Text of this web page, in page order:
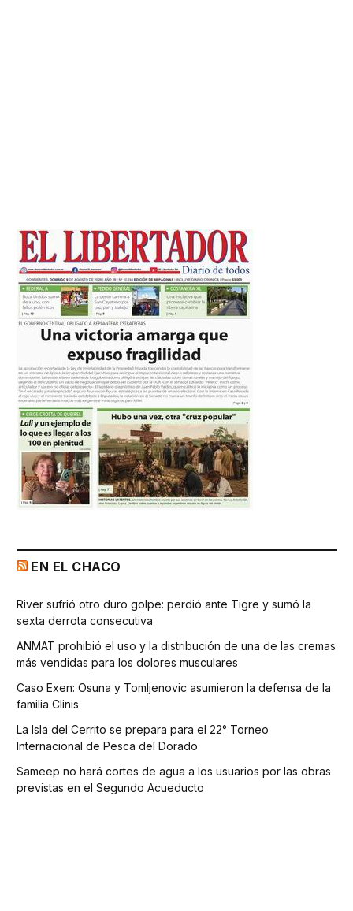
EN EL CHACO
River sufrió otro duro golpe: perdió ante Tigre y sumó la
sexta derrota consecutiva
ANMAT prohibió el uso y la distribución de una de las cremas
más vendidas para los dolores musculares
Caso Exen: Osuna y Tomljenovic asumieron la defensa de la
familia Clinis
La Isla del Cerrito se prepara para el 22° Torneo
Internacional de Pesca del Dorado
Sameep no hará cortes de agua a los usuarios por las obras
previstas en el Segundo Acueducto